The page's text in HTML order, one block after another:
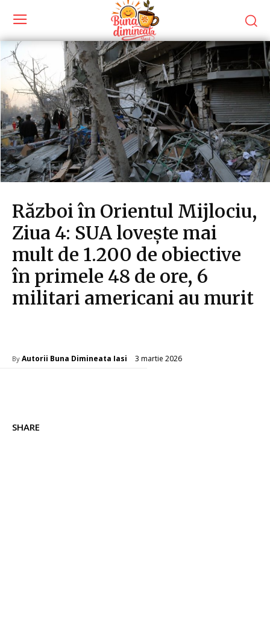
Război în Orientul Mijlociu,
Ziua 4: SUA lovește mai
mult de 1.200 de obiective
în primele 48 de ore, 6
militari americani au murit
By Autorii Buna Dimineata Iasi 3 martie 2026
SHARE